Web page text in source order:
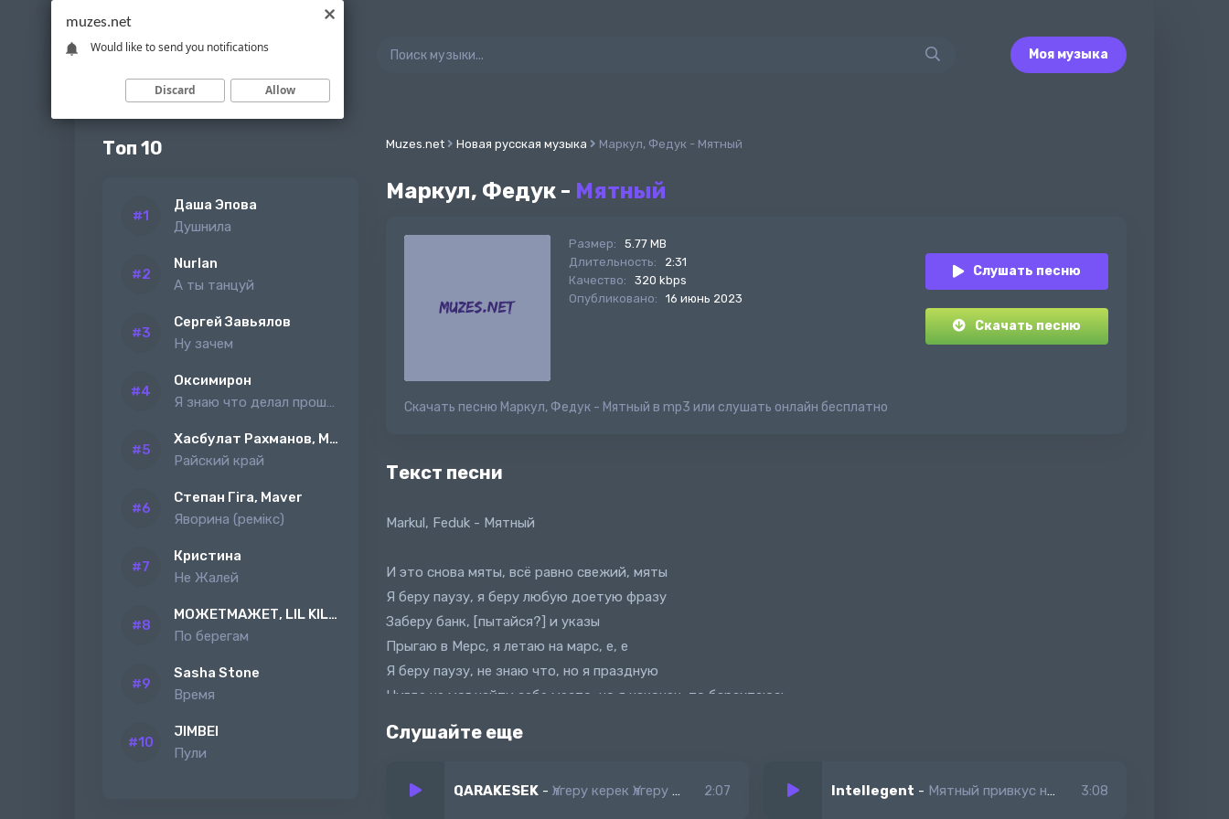
Моя музыка
Топ 10
Даша Эпова
Душнила
Nurlan
А ты танцуй
Сергей Завьялов
Ну зачем
Оксимирон
Я знаю что делал прошлым летом
Хасбулат Рахманов, MAGAS
Райский край
Степан Гіга, Maver
Яворина (ремiкс)
Кристина
Не Жалей
МОЖЕТМАЖЕТ, LIL KILAH
По берегам
Sasha Stone
Время
JIMBEI
Пули
Muzes.net Новая русская музыка Маркул, Федук - Мятный
Маркул, Федук - Мятный
Размер:
5.77 MB
Длительность:
2:31
Качество:
320 kbps
Опубликовано:
16 июнь 2023
Слушать песню
Скачать песню
Скачать песню Маркул, Федук - Мятный в mp3 или слушать онлайн бесплатно
Текст песни
Markul, Feduk - Мятный
И это снова мяты, всё равно свежий, мяты
Я беру паузу, я беру любую доетую фразу
Заберу банк, [пытайся?] и указы
Прыгаю в Мерс, я летаю на марс, е, е
Я беру паузу, не знаю что, но я праздную
Нигде не мог найти себе место, но я наконец-то барахтаюсь
Слушайте еще
QARAKESEK - Үлгеру керек Үлгеру керек Анама гүл беру керек 2:07 Intellegent - Мятный привкус на губах ее носил на руках ее 3:08
muzes.net
Would like to send you notifications
Discard Allow